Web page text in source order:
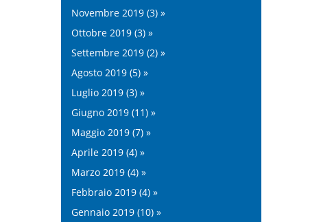
Novembre 2019 (3) »
Ottobre 2019 (3) »
Settembre 2019 (2) »
Agosto 2019 (5) »
Luglio 2019 (3) »
Giugno 2019 (11) »
Maggio 2019 (7) »
Aprile 2019 (4) »
Marzo 2019 (4) »
Febbraio 2019 (4) »
Gennaio 2019 (10) »